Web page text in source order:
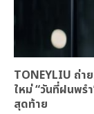
TONEYLIU ถ่า
ใหม่ “วันที่ฝนพร
สุดท้าย